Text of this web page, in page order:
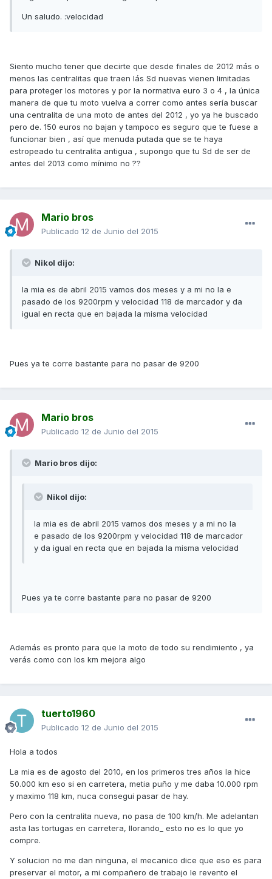
Un saludo. :velocidad
Siento mucho tener que decirte que desde finales de 2012 más o
menos las centralitas que traen lás Sd nuevas vienen limitadas
para proteger los motores y por la normativa euro 3 o 4 , la única
manera de que tu moto vuelva a correr como antes sería buscar
una centralita de una moto de antes del 2012 , yo ya he buscado
pero de. 150 euros no bajan y tampoco es seguro que te fuese a
funcionar bien , así que menuda putada que se te haya
estropeado tu centralita antigua , supongo que tu Sd de ser de
antes del 2013 como mínimo no ??
Mario bros
Publicado 12 de Junio del 2015
Nikol dijo:
la mia es de abril 2015 vamos dos meses y a mi no la e
pasado de los 9200rpm y velocidad 118 de marcador y da
igual en recta que en bajada la misma velocidad
Pues ya te corre bastante para no pasar de 9200
Mario bros
Publicado 12 de Junio del 2015
Mario bros dijo:
Nikol dijo:
la mia es de abril 2015 vamos dos meses y a mi no la
e pasado de los 9200rpm y velocidad 118 de marcador
y da igual en recta que en bajada la misma velocidad
Pues ya te corre bastante para no pasar de 9200
Además es pronto para que la moto de todo su rendimiento , ya
verás como con los km mejora algo
tuerto1960
Publicado 12 de Junio del 2015
Hola a todos
La mia es de agosto del 2010, en los primeros tres años la hice
50.000 km eso si en carretera, metia puño y me daba 10.000 rpm
y maximo 118 km, nuca consegui pasar de hay.
Pero con la centralita nueva, no pasa de 100 km/h. Me adelantan
asta las tortugas en carretera, llorando_ esto no es lo que yo
compre.
Y solucion no me dan ninguna, el mecanico dice que eso es para
preservar el motor, a mi compañero de trabajo le revento el